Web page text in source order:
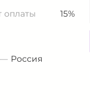
оплаты
15%
Россия